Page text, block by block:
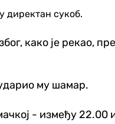
директан сукоб.
како је рекао,
му шамар.
- између 22.00